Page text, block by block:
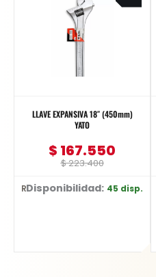
LLAVE EXPANSIVA 18″ (450mm)
YATO
$223.400
$ 223.400.
$ 167.550
$ 167.550.
Ref: YT-2177
Disponibilidad: 45 disp.